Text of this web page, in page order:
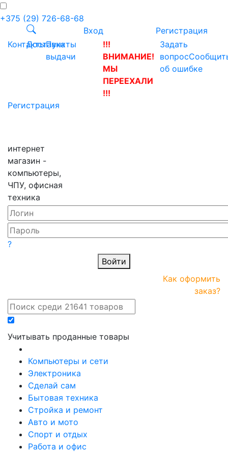
+375 (29) 726-68-68
Вход
Регистрация
КонтактыДоставка
Пункты
выдачи
!!!
ВНИМАНИЕ!
МЫ
ПЕРЕЕХАЛИ
!!!
Задать
вопрос
об ошибке
Регистрация
интернет
магазин -
компьютеры,
ЧПУ, офисная
техника
Как оформить
заказ?
Учитывать проданные товары
?
Войти
Компьютеры и сети
Электроника
Сделай сам
Бытовая техника
Стройка и ремонт
Авто и мото
Спорт и отдых
Работа и офис